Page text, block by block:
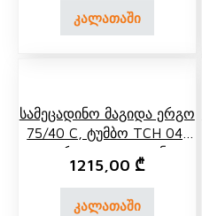
კალათაში
Სამეცადინო Მაგიდა Ერგო
75/40 C, Ტუმბო TCH 04,
Გვერდითა Და Უკანა
Თარო
1215,00 ₾
კალათაში